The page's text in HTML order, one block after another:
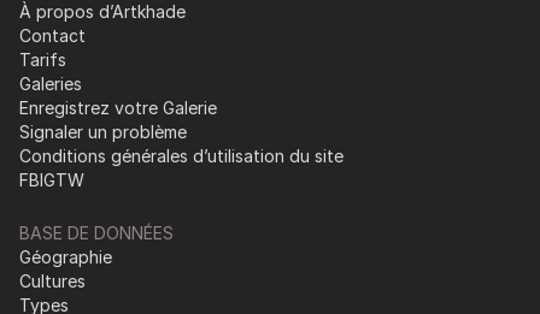
À propos d’Artkhade
Contact
Tarifs
Galeries
Enregistrez votre Galerie
Signaler un problème
Conditions générales d’utilisation du site
FBIGTW
BASE DE DONNÉES
Géographie
Cultures
Types